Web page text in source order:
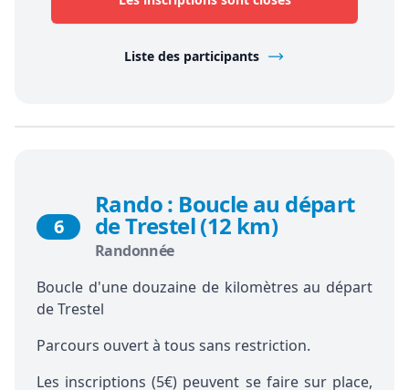
Liste des participants
6
Rando : Boucle au départ
de Trestel (12 km)
Randonnée
Boucle d'une douzaine de kilomètres au départ
de Trestel
Parcours ouvert à tous sans restriction.
Les inscriptions (5€) peuvent se faire sur place,